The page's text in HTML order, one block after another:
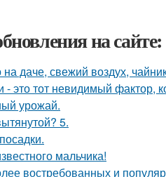
на сайте:
на даче, свежий воздух,
- это тот невидимый фактор,
урожай.
5.
мальчика!
востребованных и